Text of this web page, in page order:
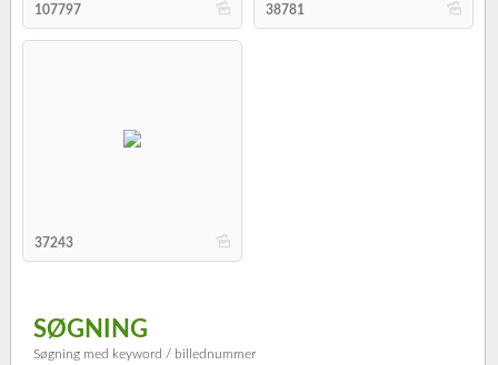
b
107797 b
38781
b
37243
SØGNING
Søgning med keyword / billednummer